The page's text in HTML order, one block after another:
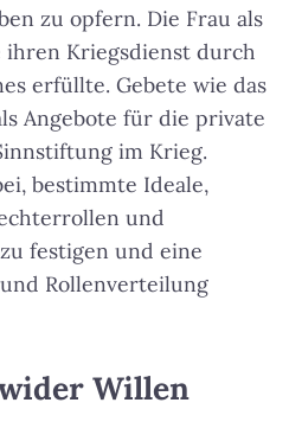
zu opfern. Die Frau als
ihren Kriegsdienst durch
erfüllte. Gebete wie das
Angebote für die private
im Krieg.
bestimmte Ideale,
und
festigen und eine
Rollenverteilung
Willen